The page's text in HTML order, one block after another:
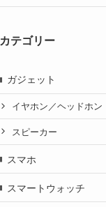
カテゴリー
ガジェット
イヤホン／ヘッドホン
スピーカー
スマホ
スマートウォッチ